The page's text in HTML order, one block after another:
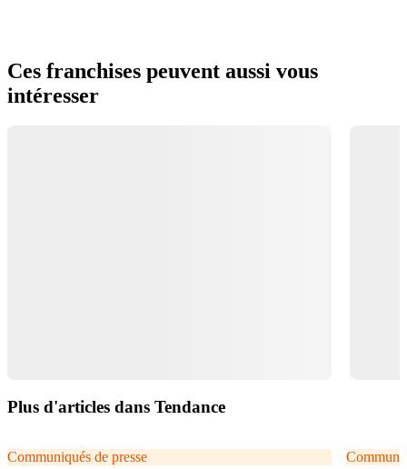
Ces franchises peuvent aussi vous
intéresser
Plus d'articles dans Tendance
Communiqués de presse